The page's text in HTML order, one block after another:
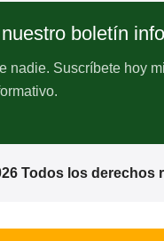
boletín
nadie. Suscríbete hoy
Todos los derechos